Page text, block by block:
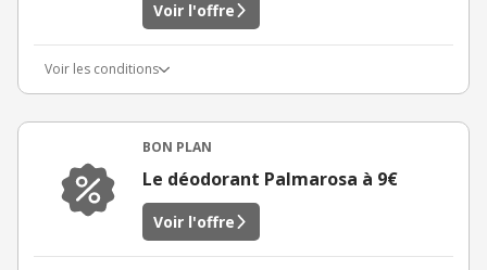
Voir l'offre
Voir les conditions
BON PLAN
Le déodorant Palmarosa à 9€
Voir l'offre